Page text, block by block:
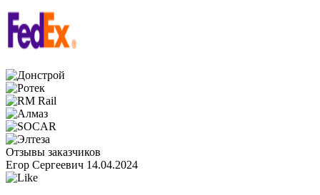
Отзывы заказчиков
Егор Сергеевич 14.04.2024